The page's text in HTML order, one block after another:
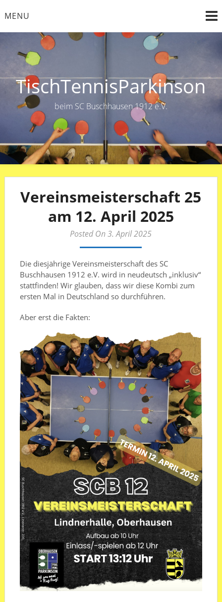
toMENU
TischTennisParkinson
beim SC Buschhausen 1912 e.V.
Vereinsmeisterschaft 25
am 12. April 2025
Posted On 3. April 2025
Die diesjährige Vereinsmeisterschaft des SC
Buschhausen 1912 e.V. wird in neudeutsch „inklusiv“
stattfinden! Wir glauben, dass wir diese Kombi zum
ersten Mal in Deutschland so durchführen.
Aber erst die Fakten: